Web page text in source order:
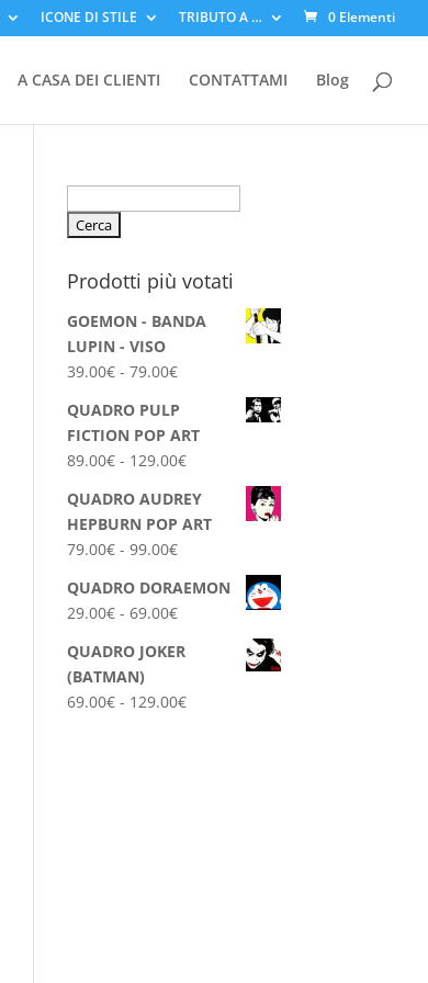
ICONE DI STILE TRIBUTO A … 0 Elementi
A CASA DEI CLIENTI CONTATTAMI Blog
per:
Prodotti più votati
GOEMON - BANDA
LUPIN - VISO
39.00€ - 79.00€Fascia
da
39.00€
a
79.00€
QUADRO PULP
FICTION POP ART
89.00€ - 129.00€Fascia
prezzo:
da
a
QUADRO AUDREY
HEPBURN POP ART
79.00€ - 99.00€Fascia
prezzo:
da
79.00€
99.00€
QUADRO DORAEMON
29.00€ - 69.00€Fascia
prezzo:
29.00€
QUADRO JOKER
(BATMAN)
69.00€ - 129.00€Fascia